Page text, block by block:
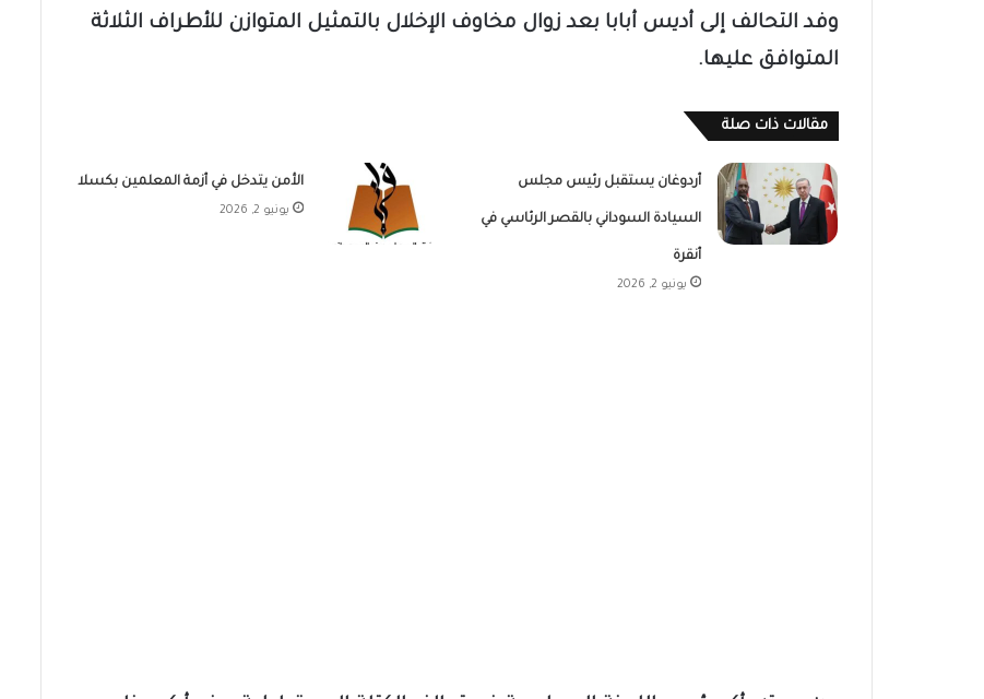
وفد التحالف إلى أديس أبابا بعد زوال مخاوف الإخلال بالتمثيل المتوازن للأطراف الثلاثة
المتوافق عليها.
مقالات ذات صلة
أردوغان يستقبل رئيس مجلس
السيادة السوداني بالقصر الرئاسي في
أنقرة
يونيو 2, 2026
الأمن يتدخل في أزمة المعلمين بكسلا
يونيو 2, 2026